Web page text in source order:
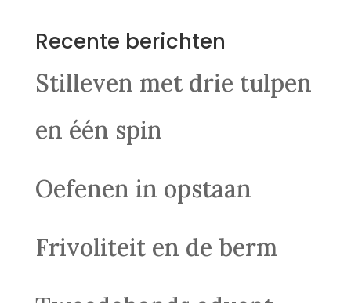
Recente berichten
Stilleven met drie tulpen
en één spin
Oefenen in opstaan
Frivoliteit en de berm